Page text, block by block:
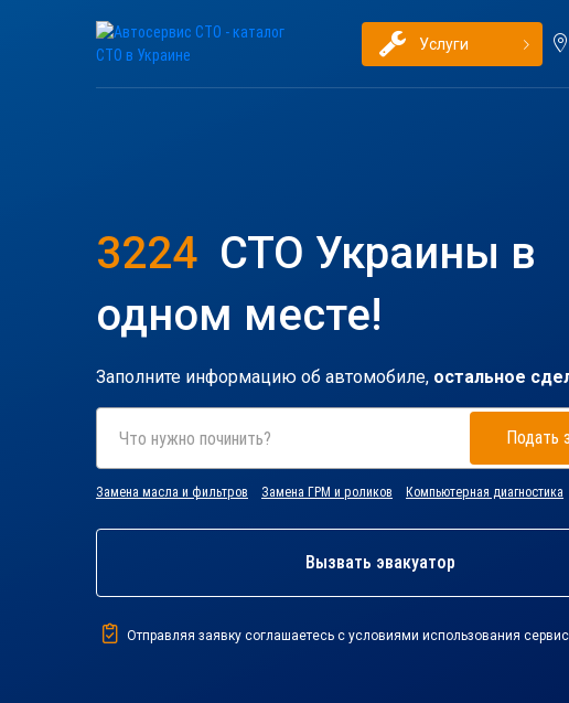
Услуги
3224 СТО Украины в
одном месте!
Заполните информацию об автомобиле, остальное
Что нужно починить? Подать
Замена масла и фильтров Замена ГРМ и роликов Компьютерная диагностика
Вызвать эвакуатор
Отправляя заявку соглашаетесь с условиями использования